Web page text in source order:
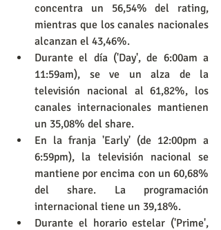
concentra un 56,54% del rating,
mientras que los canales nacionales
alcanzan el 43,46%.
Durante el día ('Day', de 6:00am a
11:59am), se ve un alza de la
televisión nacional al 61,82%, los
canales internacionales mantienen
un 35,08% del share.
En la franja 'Early' (de 12:00pm a
6:59pm), la televisión nacional se
mantiene por encima con un 60,68%
del share. La programación
internacional tiene un 39,18%.
Durante el horario estelar ('Prime',